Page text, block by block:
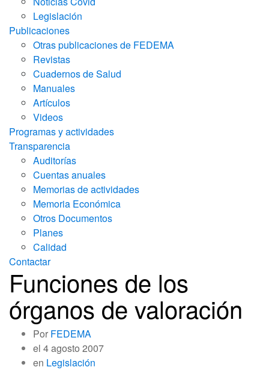
Legislación
Publicaciones
Otras publicaciones de FEDEMA
Revistas
Cuadernos de Salud
Manuales
Artículos
Videos
Programas y actividades
Transparencia
Auditorías
Cuentas anuales
Memorias de actividades
Memoria Económica
Otros Documentos
Planes
Calidad
Contactar
Funciones de los
órganos de valoración
Por FEDEMA
el 4 agosto 2007
en Legislación